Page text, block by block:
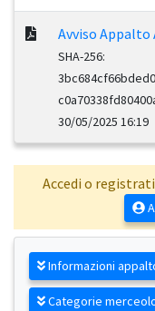
Avviso Appalto
SHA-256:
30/05/2025 16:19
Accedi o
Informazioni
Categorie